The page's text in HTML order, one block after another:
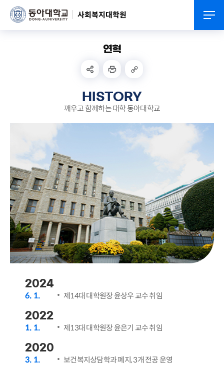
사회복지대학원
연혁
HISTORY
깨우고 함께하는 대학 동아대학교
2024
6 1 제14대 대학원장 윤상우 교수 취임
2022
1 1 제13대 대학원장 윤은기 교수 취임
2020
3 1 보건복지상담학과 폐지, 3개 전공 운영